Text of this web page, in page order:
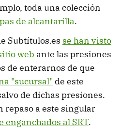
toda una colección
de alcantarilla.
Subtítulos.es se han visto
web ante las presiones
de enterarnos de que
"sucursal" de este
de dichas presiones.
repaso a este singular
enganchados al SRT.